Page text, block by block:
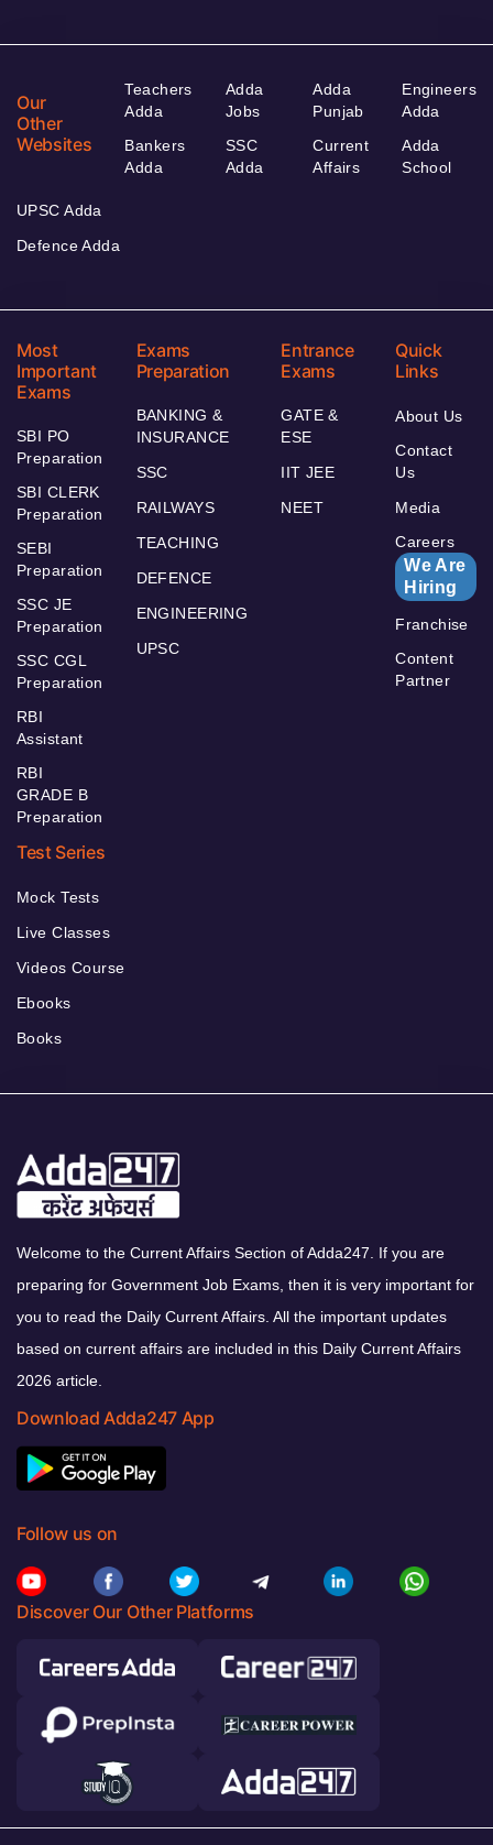
Our
Other
Websites
Teachers
Adda
Bankers
Adda
Adda
Jobs
SSC
Adda
Adda
Punjab
Current
Affairs
Engineers
Adda
Adda
School
UPSC Adda
Defence Adda
Most
Important
Exams
SBI PO
Preparation
SBI CLERK
Preparation
SEBI
Preparation
SSC JE
Preparation
SSC CGL
Preparation
RBI
Assistant
RBI
GRADE B
Preparation
Exams
Preparation
BANKING &
INSURANCE
SSC
RAILWAYS
TEACHING
DEFENCE
ENGINEERING
UPSC
Entrance
Exams
GATE &
ESE
IIT JEE
NEET
Quick
Links
About Us
Contact
Us
Media
Careers
We Are
Hiring
Franchise
Content
Partner
Test Series
Mock Tests
Live Classes
Videos Course
Ebooks
Books
Welcome to the Current Affairs Section of Adda247. If you are
preparing for Government Job Exams, then it is very important for
you to read the Daily Current Affairs. All the important updates
based on current affairs are included in this Daily Current Affairs
2026 article.
Download Adda247 App
Follow us on
Discover Our Other Platforms